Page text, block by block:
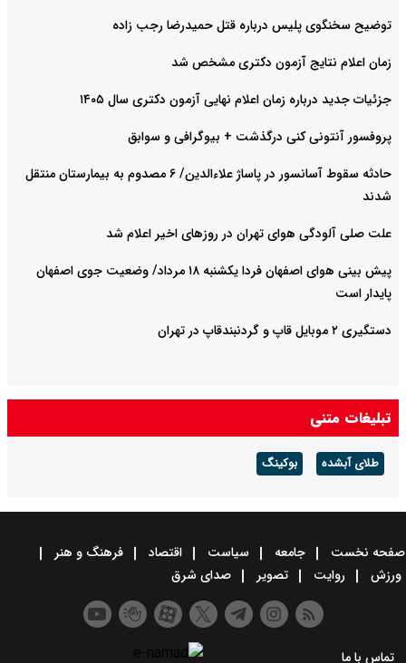
توضیح سخنگوی پلیس درباره قتل حمیدرضا رجب زاده
زمان اعلام نتایج آزمون دکتری مشخص شد
جزئیات جدید درباره زمان اعلام نهایی آزمون دکتری سال ۱۴۰۵
پروفسور آنتونی کنی درگذشت + بیوگرافی و سوابق
حادثه سقوط آسانسور در پاساژ علاءالدین/ ۶ مصدوم به بیمارستان منتقل
شدند
علت صلی آلودگی هوای تهران در روزهای اخیر اعلام شد
پیش بینی هوای اصفهان فردا یکشنبه ۱۸ مرداد/ وضعیت جوی اصفهان
پایدار است
دستگیری ۲ موبایل قاپ و گردنبندقاپ در تهران
تبلیغات متنی
طلای آبشده بوکینگ
صفحه نخست جامعه سیاست اقتصاد
فرهنگ و هنر
ورزش
روایت تصویر صدای شرق
تماس با ما